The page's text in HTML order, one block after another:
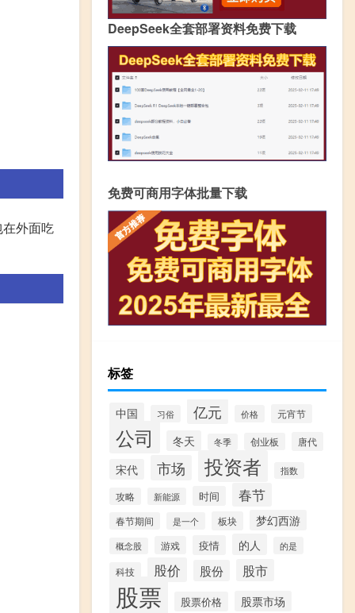
外面吃
DeepSeek全套部署资料免费下载
免费可商用字体批量下载
标签
中国 习俗 亿元 价格 元宵节
公司 冬天 冬季 创业板 唐代
宋代 市场 投资者 指数
攻略 新能源 时间 春节
春节期间 是一个 板块 梦幻西游
概念股 游戏 疫情 的人 的是
科技 股价 股份 股市
股票 股票价格 股票市场